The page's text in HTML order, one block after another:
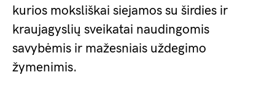
kurios moksliškai siejamos su širdies ir
kraujagyslių sveikatai naudingomis
savybėmis ir mažesniais uždegimo
žymenimis.